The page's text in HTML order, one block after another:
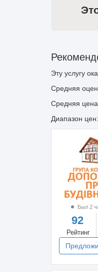
Эту услугу
Средняя
Средняя
Диапазон цен:
Был 2
92
Рейтинг